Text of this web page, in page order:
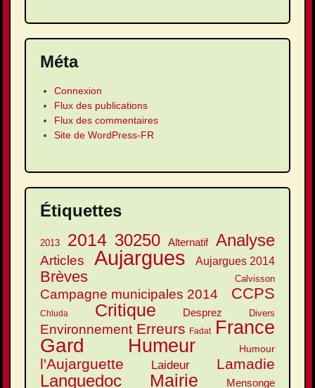
Méta
Connexion
Flux des publications
Flux des commentaires
Site de WordPress-FR
Étiquettes
2013 2014 30250 Alternatif Analyse
Articles Aujargues Aujargues 2014
Brèves Calvisson
Campagne municipales 2014 CCPS
Chluda Critique Desprez Divers
Environnement Erreurs Fadat France
Gard Humeur Humour
l'Aujarguette Laideur Lamadie
Languedoc Mairie Mensonge